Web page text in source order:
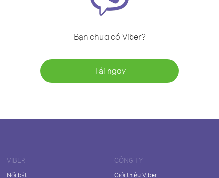
Bạn chưa có Viber?
Tải ngay
VIBER
Nổi bật
CÔNG TY
Giới thiệu Viber